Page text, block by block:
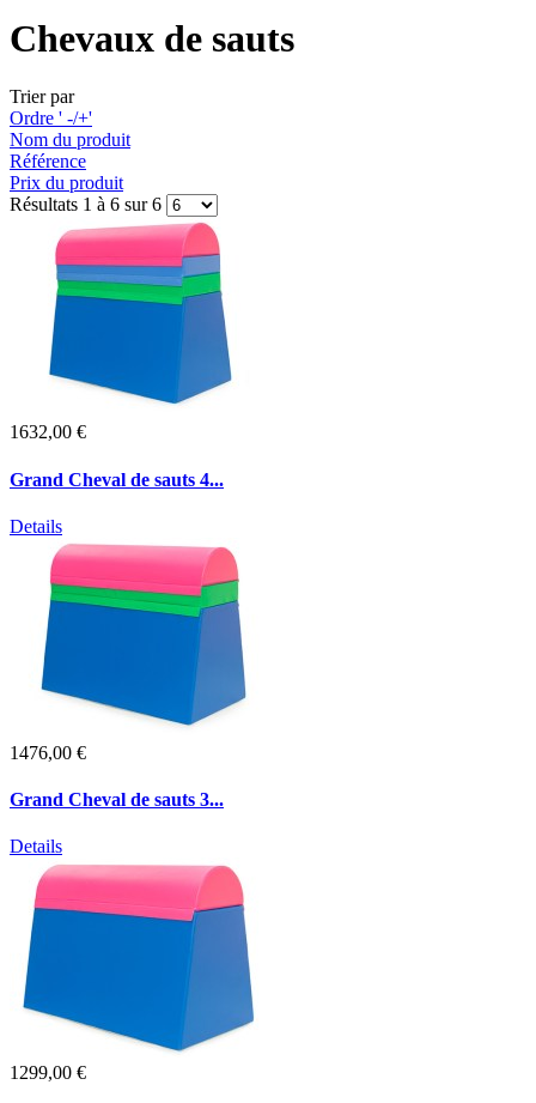
Chevaux de sauts
Trier par
Ordre ' -/+'
Nom du produit
Référence
Prix du produit
Résultats 1 à 6 sur 6
1632,00 €
Grand Cheval de sauts 4...
Details
1476,00 €
Grand Cheval de sauts 3...
Details
1299,00 €